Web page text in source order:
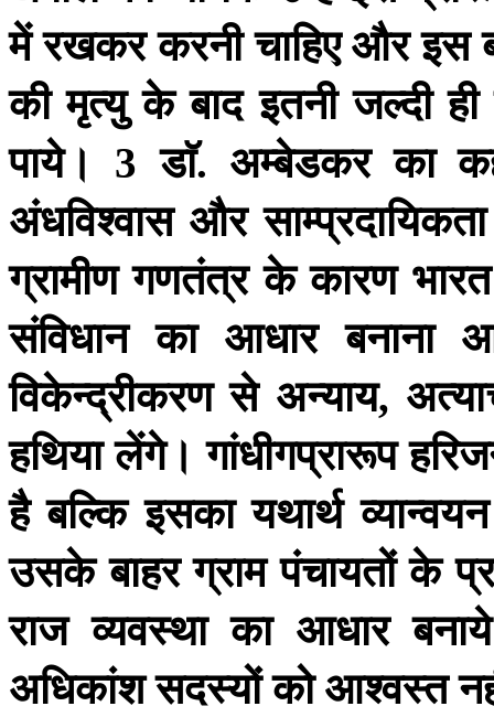
में रखकर करनी चाहिए और इस
की मृत्यु के बाद इतनी जल्दी ही
पाये।
3डाॅ. अम्बेडकर का
अंधविश्वास और साम्प्रदायिकता
ग्रामीण गणतंत्र के कारण भारत
संविधान का आधार बनाना
विकेन्द्रीकरण से अन्याय,
हथिया लेंगे। गांधीगप्रारूप
है बल्कि इसका यथार्थ व्यान्वयन
उसके बाहर ग्राम पंचायतों के
राज व्यवस्था का आधार बनाये
अधिकांशसदस्योंकोआश्वस्त